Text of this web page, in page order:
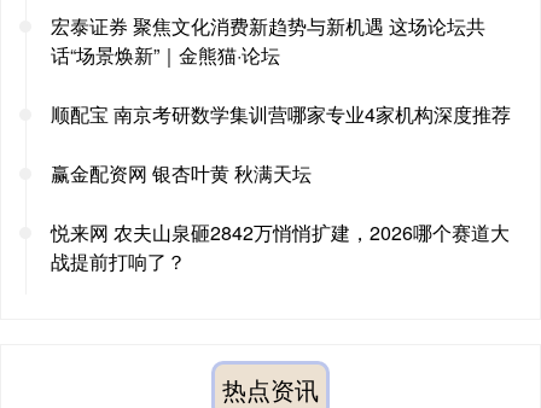
宏泰证券 聚焦文化消费新趋势与新机遇 这场论坛共
话“场景焕新”｜金熊猫·论坛
顺配宝 南京考研数学集训营哪家专业4家机构深度推荐
赢金配资网 银杏叶黄 秋满天坛
悦来网 农夫山泉砸2842万悄悄扩建，2026哪个赛道大
战提前打响了？
热点资讯